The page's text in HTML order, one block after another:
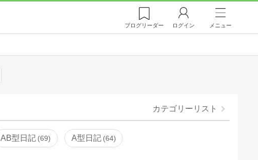
ブログリーダー ログイン メニュー
カテゴリーリスト
AB型日記 69 A型日記 64